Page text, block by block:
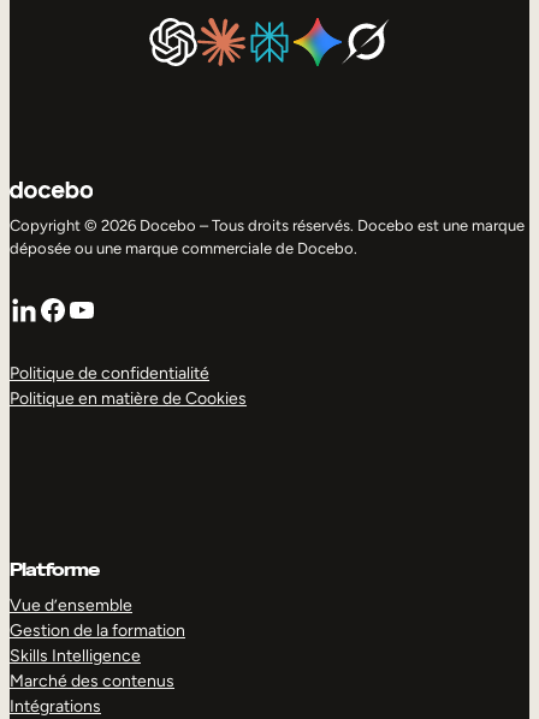
Copyright © 2026 Docebo – Tous droits réservés. Docebo est une marque
déposée ou une marque commerciale de Docebo.
LinkedIn
Facebook
YouTube
Politique de confidentialité
Politique en matière de Cookies
Platforme
Vue d’ensemble
Gestion de la formation
Skills Intelligence
Marché des contenus
Intégrations